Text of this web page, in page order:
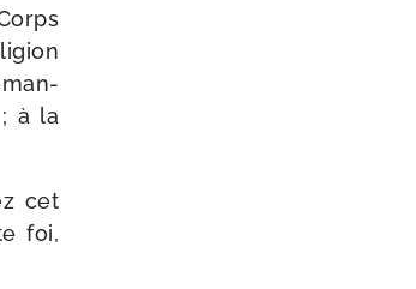
à la
cet
foi,